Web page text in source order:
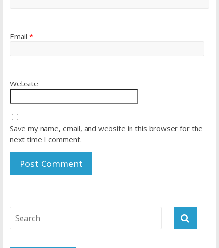
Email *
Website
Save my name, email, and website in this browser for the
next time I comment.